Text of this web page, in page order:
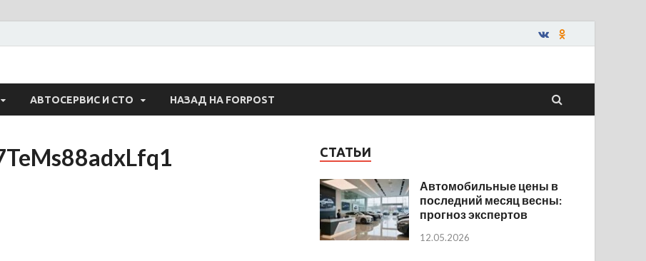
АВТОСЕРВИС И СТО НАЗАД НА FORPOST
СТАТЬИ
Автомобильные цены в
последний месяц весны:
прогноз экспертов
12.05.2026